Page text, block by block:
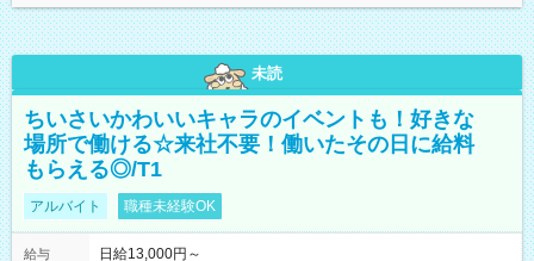
未読
ちいさいかわいいキャラのイベントも！好きな
場所で働ける☆来社不要！働いたその日に給料
もらえる◎/T1
アルバイト 職種未経験OK
給与
日給13,000円～